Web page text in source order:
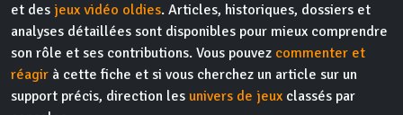
et des jeux vidéo oldies. Articles, historiques, dossiers et
analyses détaillées sont disponibles pour mieux comprendre
son rôle et ses contributions. Vous pouvez commenter et
réagir à cette fiche et si vous cherchez un article sur un
support précis, direction les univers de jeux classés par